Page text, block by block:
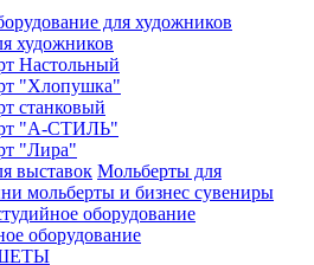
для художников
художников
Настольный
"Хлопушка"
станковый
"А-СТИЛЬ"
"Лира"
выставок Мольберты для
мольберты и бизнес сувениры
оборудование
оборудование